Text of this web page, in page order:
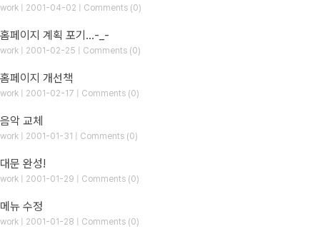
work | 2001-04-02 | Comments (0)
홈페이지 계획 포기...-_-
work | 2001-02-25 | Comments (0)
홈페이지 개선책
work | 2001-02-17 | Comments (0)
음악 교체
work | 2001-01-31 | Comments (0)
대문 완성!
work | 2001-01-29 | Comments (0)
메뉴 수정
work | 2001-01-28 | Comments (0)